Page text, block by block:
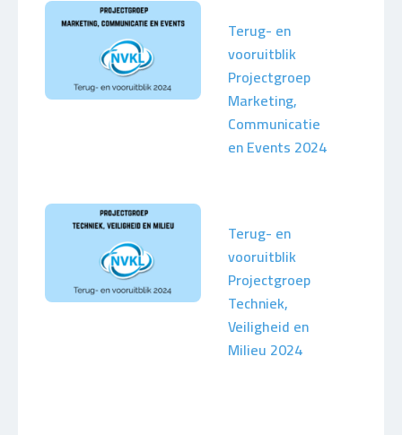
Terug- en
vooruitblik
Projectgroep
Marketing,
Communicatie
en Events 2024
Terug- en
vooruitblik
Projectgroep
Techniek,
Veiligheid en
Milieu 2024